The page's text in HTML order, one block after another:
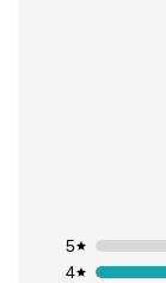
4
5